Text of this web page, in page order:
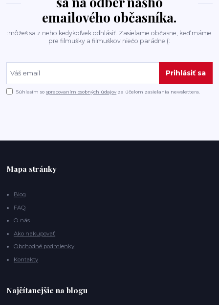
emailového občasníka.
:môžeš sa z neho kedykoľvek odhlásiť. Zasielame občasne, keď máme
pre filmušky a filmuškov niečo parádne (:
Prihlásiť sa
Súhlasím sospracovaním osobných údajov za účelom zasielania newslettera.
Mapa stránky
Blog
FAQ
O nás
Ako nakupovať
Obchodné podmienky
Kontakty
Najčítanejšie na blogu